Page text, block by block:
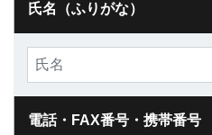
氏名（ふりがな）
電話・FAX番号・携帯番号